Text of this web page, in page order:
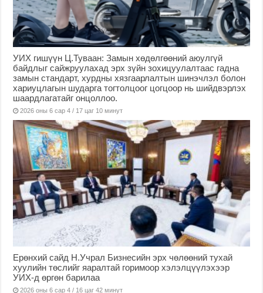
УИХ гишүүн Ц.Туваан: Замын хөдөлгөөний аюулгүй
байдлыг сайжруулахад эрх зүйн зохицуулалтаас гадна
замын стандарт, хурдны хязгаарлалтын шинэчлэл болон
хариуцлагын шударга тогтолцоог цогцоор нь шийдвэрлэх
шаардлагатайг онцоллоо.
2026 оны 6 сар 4 / 17 цаг 10 минут
Ерөнхий сайд Н.Учрал Бизнесийн эрх чөлөөний тухай
хуулийн төслийг яаралтай горимоор хэлэлцүүлэхээр
УИХ-д өргөн барилаа
2026 оны 6 сар 4 / 16 цаг 42 минут